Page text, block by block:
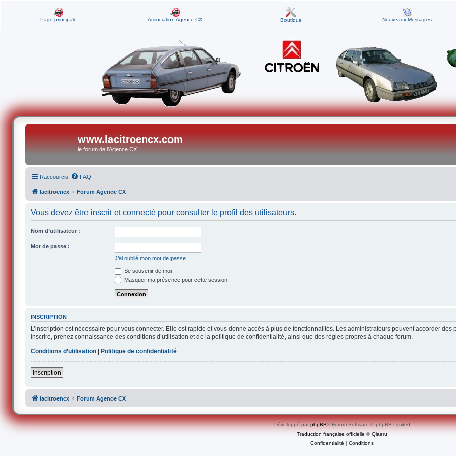
Page principale Association Agence CX Boutique Nouveaux Messages
www.lacitroencx.com
le forum de l'Agence CX
Raccourcis FAQ
lacitroencx Forum Agence CX
Vous devez être inscrit et connecté pour consulter le profil des utilisateurs.
Nom d’utilisateur :
Mot de passe :
J’ai oublié mon mot de passe
Se souvenir de moi
Masquer ma présence pour cette session
INSCRIPTION
L’inscription est nécessaire pour vous connecter. Elle est rapide et vous donne accès à plus de fonctionnalités. Les administrateurs peuvent accorder
inscrire, prenez connaissance des conditions d’utilisation et de la politique de confidentialité, ainsi que des règles propres à chaque forum.
Conditions d’utilisation |Politique de confidentialité
Inscription
lacitroencx Forum Agence CX
Développé parphpBB® Forum Software © phpBB Limited
Traduction française officielle ©Qiaeru
Confidentialité | Conditions